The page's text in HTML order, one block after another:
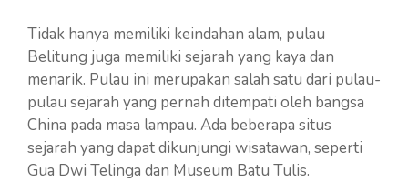
Tidak hanya memiliki keindahan alam, pulau
Belitung juga memiliki sejarah yang kaya dan
menarik. Pulau ini merupakan salah satu dari pulau-
pulau sejarah yang pernah ditempati oleh bangsa
China pada masa lampau. Ada beberapa situs
sejarah yang dapat dikunjungi wisatawan, seperti
Gua Dwi Telinga dan Museum Batu Tulis.